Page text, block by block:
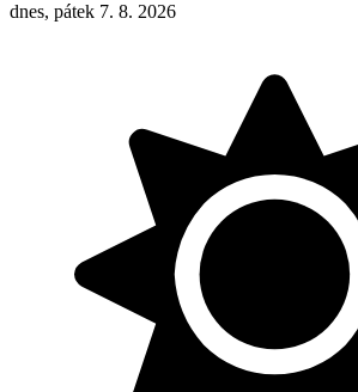
dnes, pátek 7. 8. 2026